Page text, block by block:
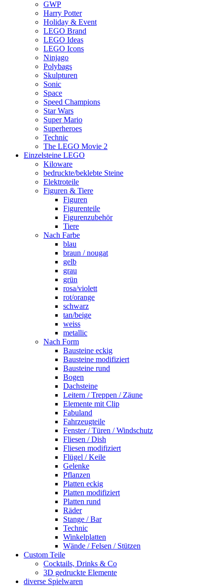
GWP
Harry Potter
Holiday & Event
LEGO Brand
LEGO Ideas
LEGO Icons
Ninjago
Polybags
Skulpturen
Sonic
Space
Speed Champions
Star Wars
Super Mario
Superheroes
Technic
The LEGO Movie 2
Einzelsteine LEGO
Kiloware
bedruckte/beklebte Steine
Elektroteile
Figuren & Tiere
Figuren
Figurenteile
Figurenzubehör
Tiere
Nach Farbe
blau
braun / nougat
gelb
grau
grün
rosa/violett
rot/orange
schwarz
tan/beige
weiss
metallic
Nach Form
Bausteine eckig
Bausteine modifiziert
Bausteine rund
Bogen
Dachsteine
Leitern / Treppen / Zäune
Elemente mit Clip
Fabuland
Fahrzeugteile
Fenster / Türen / Windschutz
Fliesen / Dish
Fliesen modifiziert
Flügel / Keile
Gelenke
Pflanzen
Platten eckig
Platten modifiziert
Platten rund
Räder
Stange / Bar
Technic
Winkelplatten
Wände / Felsen / Stützen
Custom Teile
Cocktails, Drinks & Co
3D gedruckte Elemente
diverse Spielwaren